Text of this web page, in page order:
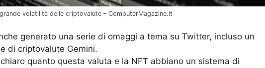
volatilità delle criptovalute – ComputerMagazine.it
generato una serie di omaggi a tema su Twitter, incluso un
di criptovalute Gemini.
quanto questa valuta e la NFT abbiano un sistema di